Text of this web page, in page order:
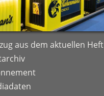
aus dem aktuellen Heft